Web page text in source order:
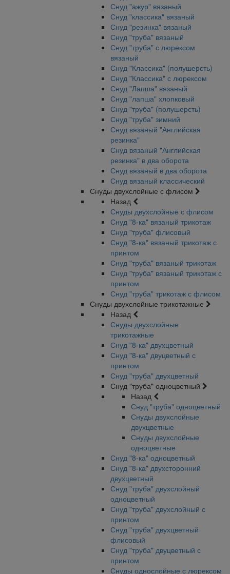
Снуд "ажур" вязаный
Снуд "классика" вязаный
Снуд "резинка" вязаный
Снуд "труба" вязаный
Снуд "труба" с люрексом
вязаный
Снуд "Классика" (полушерсть)
Снуд "Классика" с люрексом
Снуд "Лапша" вязаный
Снуд "лапша" хлопковый
Снуд "труба" (полушерсть)
Снуд "труба" зимний
Снуд вязаный "Английская
резинка"
Снуд вязаный "Английская
резинка" в два оборота
Снуд вязаный в два оборота
Снуд вязаный классический
Снуды двухслойные с флисом
Назад
Снуды двухслойные с флисом
Снуд "8-ка" вязаный трикотаж
Снуд "труба" флисовый
Снуд "8-ка" вязаный трикотаж с
принтом
Снуд "труба" вязаный трикотаж
Снуд "труба" вязаный трикотаж с
принтом
Снуд "труба" трикотаж с флисом
Снуды двухслойные трикотажные
Назад
Снуды двухслойные
трикотажные
Снуд "8-ка" двухцветный
Снуд "8-ка" двуцветный с
принтом
Снуд "труба" двухцветный
Снуд "труба" одноцветный
Назад
Снуд "труба" одноцветный
Снуды двухслойные
двухцветные
Снуды двухслойные
одноцветные
Снуд "8-ка" одноцветный
Снуд "8-ка" двухсторонний
двухцветный
Снуд "труба" двухслойный
одноцветный
Снуд "труба" двухслойный с
принтом
Снуд "труба" двухцветный
флисовый
Снуд "труба" двуцветный с
принтом
Снуды однослойные с люрексом